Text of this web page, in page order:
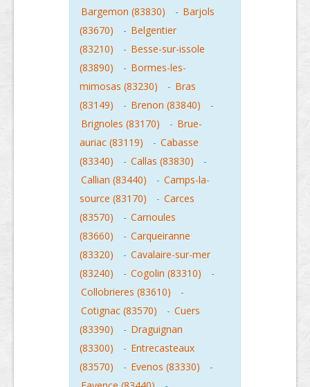
Bargemon (83830)
- Barjols
(83670)
- Belgentier
(83210)
- Besse-sur-issole
(83890)
- Bormes-les-
mimosas (83230)
- Bras
(83149)
- Brenon (83840)
-
Brignoles (83170)
- Brue-
auriac (83119)
- Cabasse
(83340)
- Callas (83830)
-
Callian (83440)
- Camps-la-
source (83170)
- Carces
(83570)
- Carnoules
(83660)
- Carqueiranne
(83320)
- Cavalaire-sur-mer
(83240)
- Cogolin (83310)
-
Collobrieres (83610)
-
Cotignac (83570)
- Cuers
(83390)
- Draguignan
(83300)
- Entrecasteaux
(83570)
- Evenos (83330)
-